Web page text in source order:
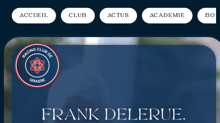
Accueil Club Actus Académie
Frank Delerue,